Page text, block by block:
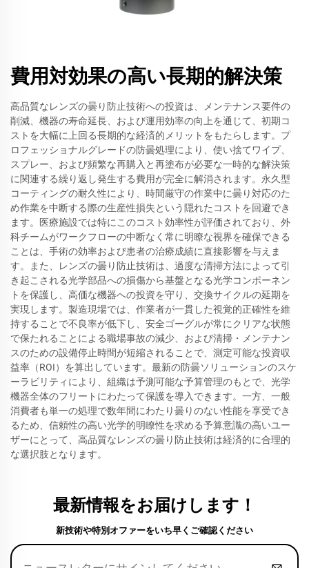
費用対効果の高い長期的解決策
高品質なレンズの曇り防止技術への投資は、メンテナンス要件の
削減、機器の寿命延長、および運用効率の向上を通じて、初期コ
ストを大幅に上回る長期的な経済的メリットをもたらします。プ
ロフェッショナルグレードの防曇処理により、使い捨てワイプ、
スプレー、および頻繁な再購入と再塗布が必要な一時的な解決策
に関連する繰り返し発生する費用が完全に解消されます。永久型
コーティングの耐久性により、時間厳守の作業中に曇り対応のた
め作業を中断する際の生産性損失という隠れたコストを回避でき
ます。医療施設では特にこのコスト効率性が評価されており、外
科チームがワークフローの中断なく常に明瞭な視界を確保できる
ことは、手術の効率および患者の治療成績に直接影響を与えま
す。また、レンズの曇り防止技術は、過度な清掃方法によって引
き起こされる光学部品への損傷から基盤となる光学コンポーネン
トを保護し、高価な機器への投資を守り、交換サイクルの延期を
実現します。製造現場では、作業者が一貫した視覚的正確性を維
持することで不良率が低下し、安全ゴーグルが常にクリアな状態
で保たれることによる職場事故の減少、および清掃・メンテナン
スのための設備停止時間が短縮されることで、測定可能な投資収
益率（ROI）を算出しています。最新の防曇ソリューションのスケ
ーラビリティにより、組織は予測可能な予算管理のもとで、光学
機器全体のフリートにわたって保護を導入できます。一方、一般
消費者も単一の処理で数年間にわたり曇りのない性能を享受でき
るため、信頼性の高い光学的明瞭性を求める予算意識の高いユー
ザーにとって、高品質なレンズの曇り防止技術は経済的に合理的
な選択肢となります。
最新情報をお届けします！
新技術や特別オファーをいち早くご確認ください